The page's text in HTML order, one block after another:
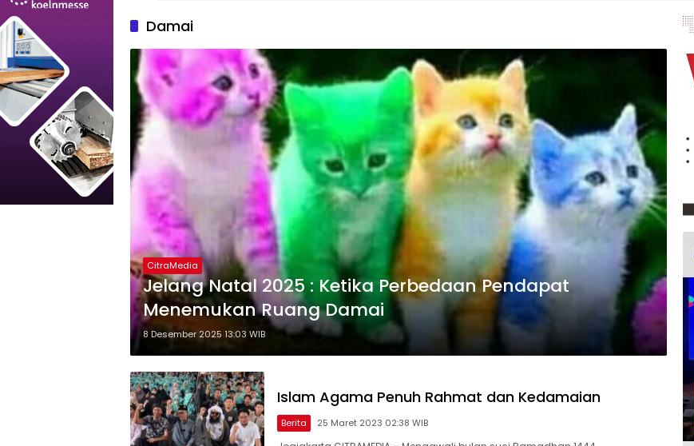
Damai
CitraMedia
Jelang Natal 2025 : Ketika Perbedaan Pendapat
Menemukan Ruang Damai
8 Desember 2025 13:03 WIB
Islam Agama Penuh Rahmat dan Kedamaian
Berita 25 Maret 2023 02:38 WIB